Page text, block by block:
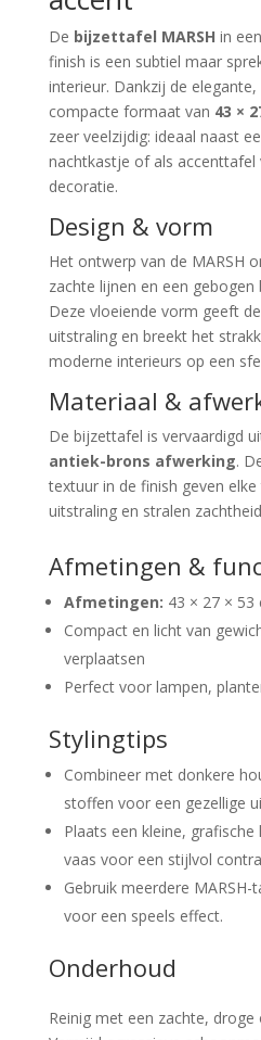
De bijzettafel MARSH in
finish is een subtiel maar
interieur. Dankzij de
compacte formaat van 43 ×
zeer veelzijdig: ideaal naast
nachtkastje of als
decoratie.
Design & vorm
Het ontwerp van de MARSH
zachte lijnen en een
Deze vloeiende vorm geeft
uitstraling en breekt het
moderne interieurs op een
Materiaal &
De bijzettafel is vervaardigd
antiek-brons afwerking.
textuur in de finish geven
uitstraling en stralen
Afmetingen &
Afmetingen: 43 × 27 × 53
Compact en licht van
verplaatsen
Perfect voor lampen,
Stylingtips
Combineer met donkere
stoffen voor een gezellige
Plaats een kleine,
vaas voor een stijlvol
Gebruik meerdere
voor een speels effect.
Onderhoud
Reinig met een zachte,